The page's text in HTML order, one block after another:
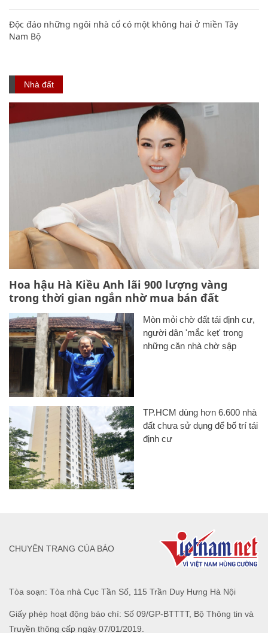
Độc đáo những ngôi nhà cổ có một không hai ở miền Tây
Nam Bộ
Nhà đất
Hoa hậu Hà Kiều Anh lãi 900 lượng vàng
trong thời gian ngắn nhờ mua bán đất
Mòn mỏi chờ đất tái định cư,
người dân 'mắc kẹt' trong
những căn nhà chờ sập
TP.HCM dùng hơn 6.600 nhà
đất chưa sử dụng để bố trí tái
định cư
Tòa soạn: Tòa nhà Cục Tần Số, 115 Trần Duy Hưng Hà Nội
Giấy phép hoạt động báo chí: Số 09/GP-BTTTT, Bộ Thông tin và
Truyền thông cấp ngày 07/01/2019.
CHUYÊN TRANG CỦA BÁO